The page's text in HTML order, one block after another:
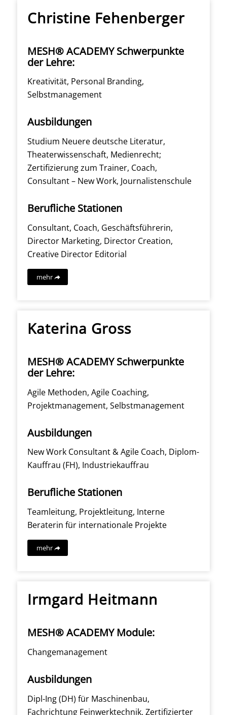
Christine Fehenberger
MESH® ACADEMY Schwerpunkte
der Lehre:
Kreativität, Personal Branding,
Selbstmanagement
Ausbildungen
Studium Neuere deutsche Literatur,
Theaterwissenschaft, Medienrecht;
Zertifizierung zum Trainer, Coach,
Consultant – New Work, Journalistenschule
Berufliche Stationen
Consultant, Coach, Geschäftsführerin,
Director Marketing, Director Creation,
Creative Director Editorial
mehr
Katerina Gross
MESH® ACADEMY Schwerpunkte
der Lehre:
Agile Methoden, Agile Coaching,
Projektmanagement, Selbstmanagement
Ausbildungen
New Work Consultant & Agile Coach, Diplom-
Kauffrau (FH), Industriekauffrau
Berufliche Stationen
Teamleitung, Projektleitung, Interne
Beraterin für internationale Projekte
mehr
Irmgard Heitmann
MESH® ACADEMY Module:
Changemanagement
Ausbildungen
Dipl-Ing (DH) für Maschinenbau,
Fachrichtung Feinwerktechnik, Zertifizierter